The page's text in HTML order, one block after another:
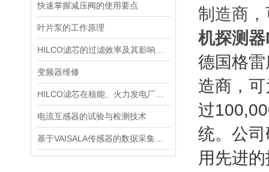
快速掌握减压阀的使用要点
叶片泵的工作原理
变频器维修
电流互感器的试验与检测技术
制造商
机探测器
德国格
造商，
过
统。公
用先进